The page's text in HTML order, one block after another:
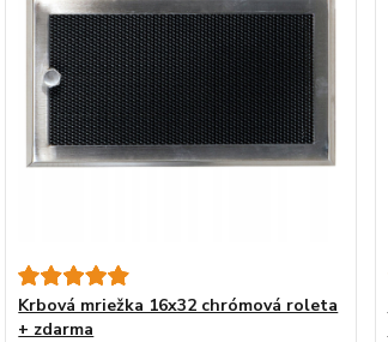
Krbová mriežka 16x32 chrómová roleta
+ zdarma